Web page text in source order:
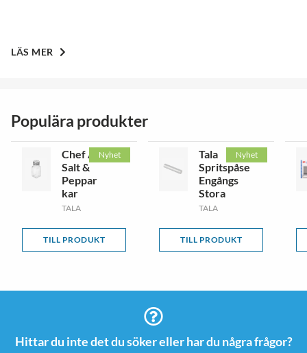
LÄS MER
Populära produkter
Nyhet
Chef Aid
Salt &
Peppar
kar
TALA
TILL PRODUKT
Nyhet
Tala
Spritspåse
Engångs
Stora
TALA
TILL PRODUKT
Hittar du inte det du söker eller har du några frågor?